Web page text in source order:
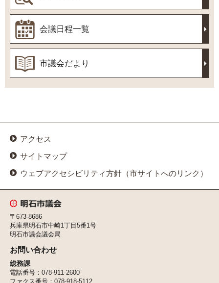
会議日程一覧
市議会だより
アクセス
サイトマップ
ウェブアクセシビリティ方針（市サイトへのリンク）
明石市議会
〒673-8686
兵庫県明石市中崎1丁目5番1号
明石市議会議会局
お問い合わせ
総務課
電話番号：078-911-2600
ファクス番号：078-918-5112